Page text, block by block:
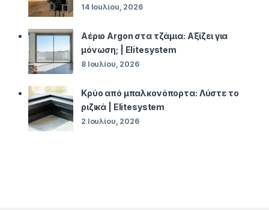
14 Ιουλίου, 2026
Αέριο Argon στα τζάμια: Αξίζει για
μόνωση; | Elitesystem
8 Ιουλίου, 2026
Κρύο από μπαλκονόπορτα: Λύστε το
ριζικά | Elitesystem
2 Ιουλίου, 2026